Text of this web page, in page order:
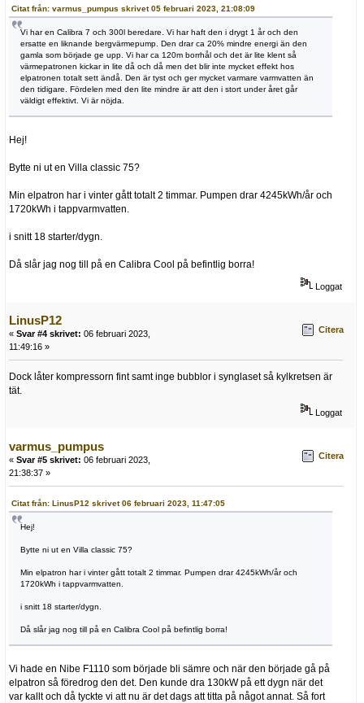
Citat från: varmus_pumpus skrivet 05 februari 2023, 21:08:09
Vi har en Calibra 7 och 300l beredare. Vi har haft den i drygt 1 år och den
ersatte en liknande bergvärmepump. Den drar ca 20% mindre energi än den
gamla som började ge upp. Vi har ca 120m borrhål och det är lite klent så
värmepatronen kickar in lite då och då men det blir inte mycket effekt hos
elpatronen totalt sett ändå. Den är tyst och ger mycket varmare varmvatten än
den tidigare. Fördelen med den lite mindre är att den i stort under året går
väldigt effektivt. Vi är nöjda.
Hej!
Bytte ni ut en Villa classic 75?
Min elpatron har i vinter gått totalt 2 timmar. Pumpen drar 4245kWh/år och
1720kWh i tappvarmvatten.
i snitt 18 starter/dygn.
Då slår jag nog till på en Calibra Cool på befintlig borra!
Loggat
LinusP12
« Svar #4 skrivet: 06 februari 2023,
11:49:16 »
Citera
Dock låter kompressorn fint samt inge bubblor i synglaset så kylkretsen är
tät.
Loggat
varmus_pumpus
« Svar #5 skrivet: 06 februari 2023,
21:38:37 »
Citera
Citat från: LinusP12 skrivet 06 februari 2023, 11:47:05
Hej!
Bytte ni ut en Villa classic 75?
Min elpatron har i vinter gått totalt 2 timmar. Pumpen drar 4245kWh/år och
1720kWh i tappvarmvatten.
i snitt 18 starter/dygn.
Då slår jag nog till på en Calibra Cool på befintlig borra!
Vi hade en Nibe F1110 som började bli sämre och när den började gå på
elpatron så föredrog den det. Den kunde dra 130kW på ett dygn när det
var kallt och då tyckte vi att nu är det dags att titta på något annat. Så fort